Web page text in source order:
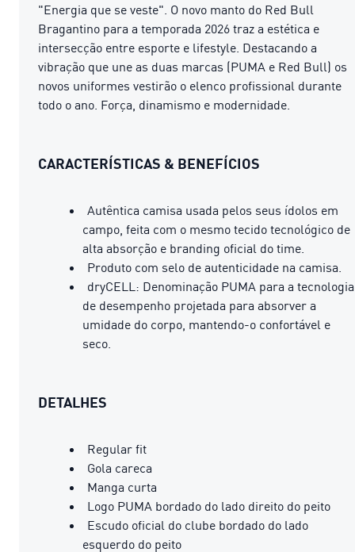
"Energia que se veste". O novo manto do Red Bull
Bragantino para a temporada 2026 traz a estética e
intersecção entre esporte e lifestyle. Destacando a
vibração que une as duas marcas (PUMA e Red Bull) os
novos uniformes vestirão o elenco profissional durante
todo o ano. Força, dinamismo e modernidade.
CARACTERÍSTICAS & BENEFÍCIOS
Autêntica camisa usada pelos seus ídolos em
campo, feita com o mesmo tecido tecnológico de
alta absorção e branding oficial do time.
Produto com selo de autenticidade na camisa.
dryCELL: Denominação PUMA para a tecnologia
de desempenho projetada para absorver a
umidade do corpo, mantendo-o confortável e
seco.
DETALHES
Regular fit
Gola careca
Manga curta
Logo PUMA bordado do lado direito do peito
Escudo oficial do clube bordado do lado
esquerdo do peito